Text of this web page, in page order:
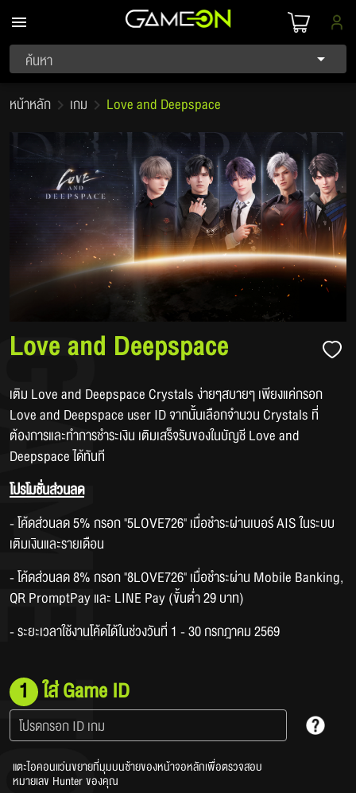
ค้นหา
หน้าหลัก
เกม Love and Deepspace
Love and Deepspace
เติม Love and Deepspace Crystals ง่ายๆสบายๆ เพียงแค่กรอก
Love and Deepspace user ID จากนั้นเลือกจำนวน Crystals ที่
ต้องการและทำการชำระเงิน เติมเสร็จรับของในบัญชี Love and
Deepspace ได้ทันที
โปรโมชั่นส่วนลด
- โค้ดส่วนลด 5% กรอก "5LOVE726" เมื่อชำระผ่านเบอร์ AIS ในระบบ
เติมเงินและรายเดือน
- โค้ดส่วนลด 8% กรอก "8LOVE726" เมื่อชำระผ่าน Mobile Banking,
QR PromptPay และ LINE Pay (ขั้นต่ำ 29 บาท)
- ระยะเวลาใช้งานโค้ดได้ในช่วงวันที่ 1 - 30 กรกฎาคม 2569
1 ใส่ Game ID
โปรดกรอก ID เกม​
แตะไอคอนแว่นขยายที่มุมบนซ้ายของหน้าจอหลักเพื่อตรวจสอบ
หมายเลข Hunter ของคุณ